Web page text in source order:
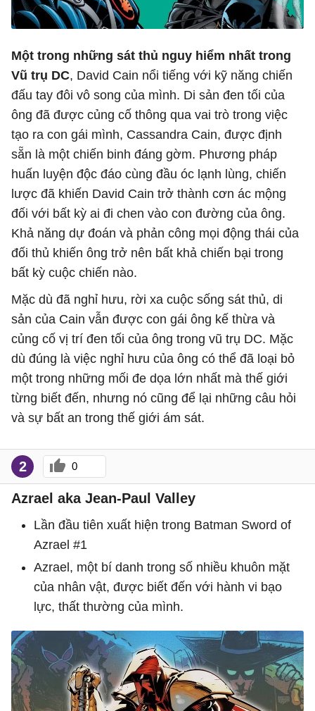
Một trong những sát thủ nguy hiểm nhất trong
Vũ trụ DC, David Cain nổi tiếng với kỹ năng chiến
đấu tay đôi vô song của mình. Di sản đen tối của
ông đã được củng cố thông qua vai trò trong việc
tạo ra con gái mình, Cassandra Cain, được định
sẵn là một chiến binh đáng gờm. Phương pháp
huấn luyện độc đáo cùng đầu óc lạnh lùng, chiến
lược đã khiến David Cain trở thành cơn ác mộng
đối với bất kỳ ai đi chen vào con đường của ông.
Khả năng dự đoán và phản công mọi động thái của
đối thủ khiến ông trở nên bất khả chiến bại trong
bất kỳ cuộc chiến nào.
Mặc dù đã nghỉ hưu, rời xa cuộc sống sát thủ, di
sản của Cain vẫn được con gái ông kế thừa và
củng cố vị trí đen tối của ông trong vũ trụ DC. Mặc
dù đúng là việc nghỉ hưu của ông có thể đã loại bỏ
một trong những mối đe dọa lớn nhất mà thế giới
từng biết đến, nhưng nó cũng để lại những câu hỏi
và sự bất an trong thế giới ám sát.
2 0
Azrael aka Jean-Paul Valley
Lần đầu tiên xuất hiện trong Batman Sword of
Azrael #1
Azrael, một bí danh trong số nhiều khuôn mặt
của nhân vật, được biết đến với hành vi bạo
lực, thất thường của mình.